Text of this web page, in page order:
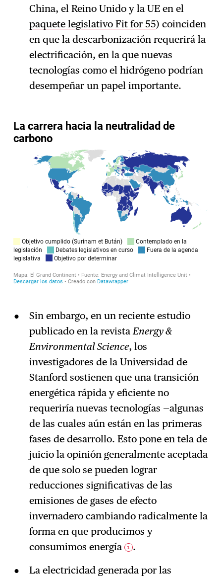
China, el Reino Unido y la UE en el
paquete legislativo Fit for 55) coinciden
en que la descarbonización requerirá la
electrificación, en la que nuevas
tecnologías como el hidrógeno podrían
desempeñar un papel importante.
Sin embargo, en un reciente estudio
publicado en la revistaEnergy &
Environmental Science, los
investigadores de la Universidad de
Stanford sostienen que una transición
energética rápida y eficiente no
requeriría nuevas tecnologías —algunas
de las cuales aún están en las primeras
fases de desarrollo. Esto pone en tela de
juicio la opinión generalmente aceptada
de que solo se pueden lograr
reducciones significativas de las
emisiones de gases de efecto
invernadero cambiando radicalmente la
forma en que producimos y
consumimos energía
1 .
La electricidad generada por las